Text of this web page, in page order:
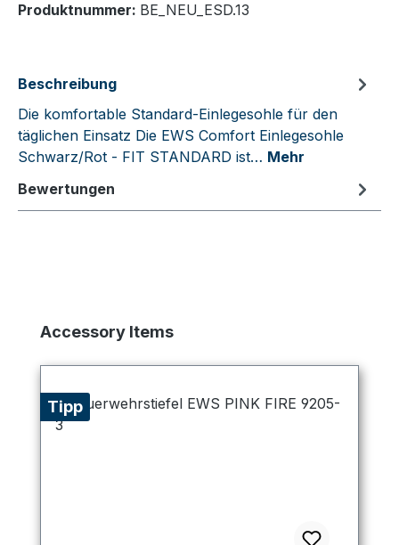
Produktnummer: BE_NEU_ESD.13
Beschreibung
Die komfortable Standard-Einlegesohle für den
täglichen Einsatz Die EWS Comfort Einlegesohle
Schwarz/Rot - FIT STANDARD ist… Mehr
Bewertungen
Produktgalerie überspringen
Accessory Items
Tipp